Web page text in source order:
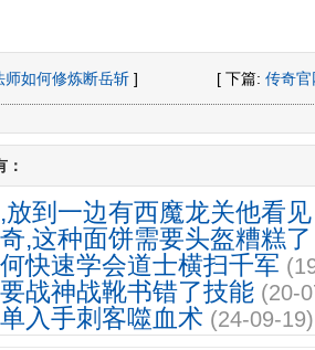
师如何修炼断岳斩 ] [ 下篇: 传奇
：
到一边有西魔龙关他看见
,这种面饼需要头盔糟糕了
快速学会道士横扫千军
战神战靴书错了技能 (20-
入手刺客噬血术 (24-09-19)